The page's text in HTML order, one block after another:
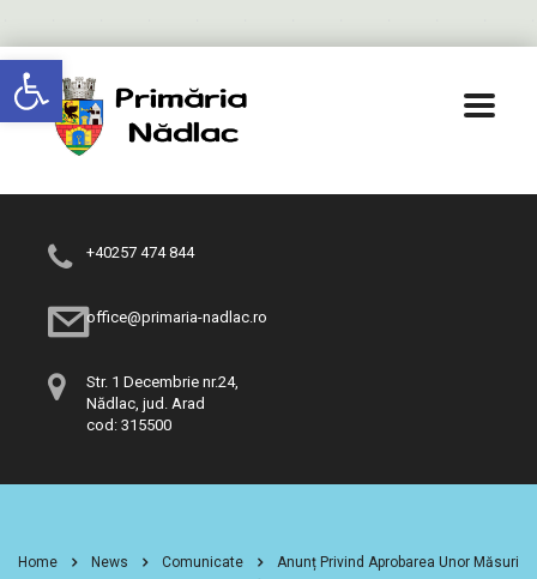
Deschide bara de unelte
+40257 474 844
office@primaria-nadlac.ro
Str. 1 Decembrie nr.24,
Nădlac, jud. Arad
cod: 315500
Home News Comunicate
Anunț Privind Aprobarea Unor Măsuri